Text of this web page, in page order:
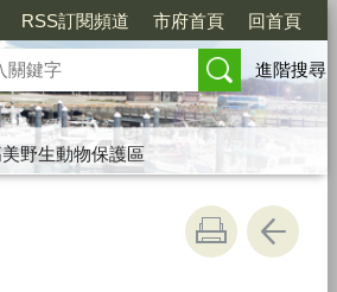
RSS訂閱頻道 市府首頁 回首頁
進階搜尋
野生動物保護區